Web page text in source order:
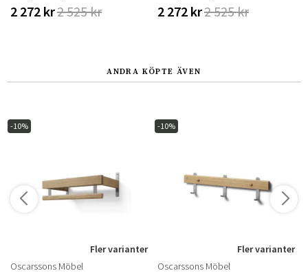
2 272 kr2 525 kr 2 272 kr2 525 kr
ANDRA KÖPTE ÄVEN
-10%
Fler varianter
Oscarssons Möbel
-10%
Fler varianter
Oscarssons Möbel